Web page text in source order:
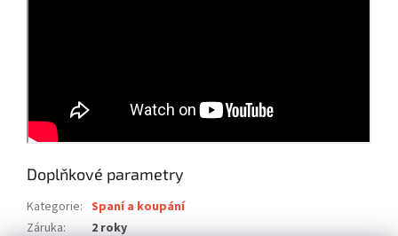
Doplňkové parametry
Kategorie: Spaní a koupání
Záruka: 2 roky